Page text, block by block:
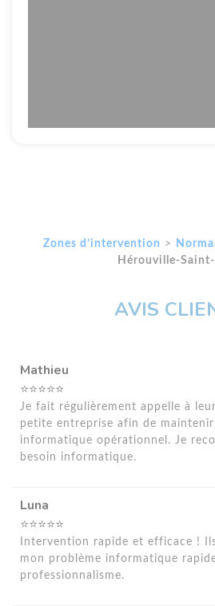
Zones d’intervention >
Hérouville-
AVIS
Mathieu
⭐⭐⭐⭐⭐
Je fait régulièrement appelle à
petite entreprise afin de
informatique opérationnel. Je
besoin informatique.
Luna
⭐⭐⭐⭐⭐
Intervention rapide et efficace !
mon problème informatique
professionnalisme.